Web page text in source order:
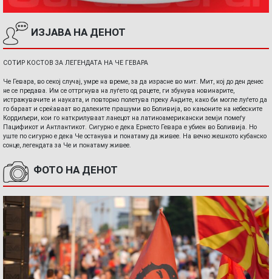
ИЗЈАВА НА ДЕНОТ
СОТИР КОСТОВ ЗА ЛЕГЕНДАТА НА ЧЕ ГЕВАРА
Че Гевара, во секој случај, умре на време, за да израсне во мит. Мит, кој до ден денес
не се предава. Им се оттргнува на луѓето од рацете, ги збунува новинарите,
истражувачите и науката, и повторно полетува преку Андите, како би могле луѓето да
го бараат и среќаваат во далеките прашуми во Боливија, во кањоните на небеските
Кордиљери, кои го наткрилуваат ланецот на латиноамерикански земји помеѓу
Пацификот и Антлантикот. Сигурно е дека Ернесто Гевара е убиен во Боливија. Но
уште по сигурно е дека Че останува и понатаму да живее. На вечно жешкото кубанско
сонце, легендата за Че и понатаму живее.
ФОТО НА ДЕНОТ